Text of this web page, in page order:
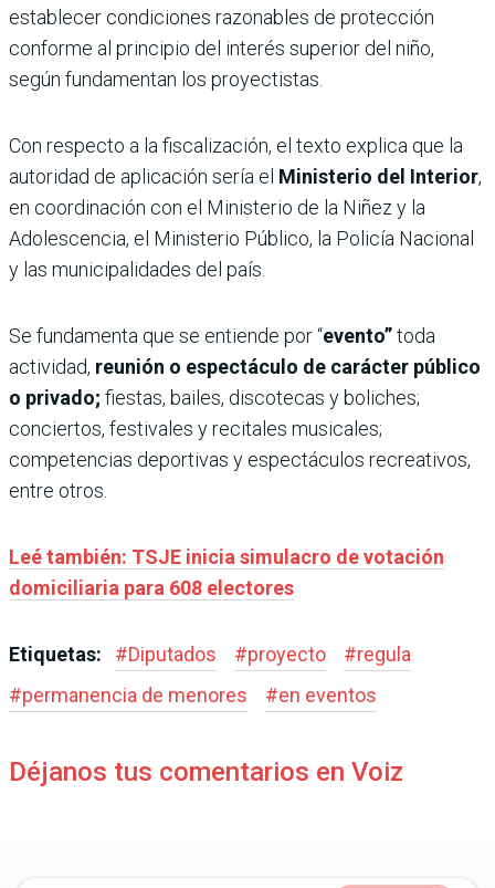
establecer condiciones razonables de protección
conforme al principio del interés superior del niño,
según fundamentan los proyectistas.
Con respecto a la fiscalización, el texto explica que la
autoridad de aplicación sería el Ministerio del Interior,
en coordinación con el Ministerio de la Niñez y la
Adolescencia, el Ministerio Público, la Policía Nacional
y las municipalidades del país.
Se fundamenta que se entiende por “evento”toda
actividad, reunión o espectáculo de carácter público
o privado; fiestas, bailes, discotecas y boliches;
conciertos, festivales y recitales musicales;
competencias deportivas y espectáculos recreativos,
entre otros.
Leé también: TSJE inicia simulacro de votación
domiciliaria para 608 electores
Etiquetas: #Diputados #proyecto #regula
#permanencia de menores #en eventos
Déjanos tus comentarios en Voiz